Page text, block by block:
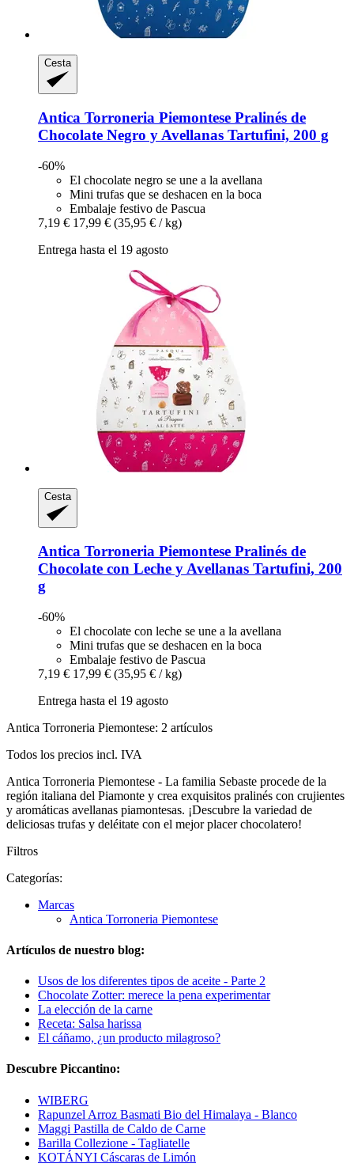
Cesta
Antica Torroneria Piemontese Pralinés de
Chocolate Negro y Avellanas Tartufini, 200 g
-60%
El chocolate negro se une a la avellana
Mini trufas que se deshacen en la boca
Embalaje festivo de Pascua
7,19 € 17,99 € (35,95 € / kg)
Entrega hasta el 19 agosto
Cesta
Antica Torroneria Piemontese Pralinés de
Chocolate con Leche y Avellanas Tartufini, 200
g
-60%
El chocolate con leche se une a la avellana
Mini trufas que se deshacen en la boca
Embalaje festivo de Pascua
7,19 € 17,99 € (35,95 € / kg)
Entrega hasta el 19 agosto
Antica Torroneria Piemontese: 2 artículos
Todos los precios incl. IVA
Antica Torroneria Piemontese - La familia Sebaste procede de la
región italiana del Piamonte y crea exquisitos pralinés con crujientes
y aromáticas avellanas piamontesas. ¡Descubre la variedad de
deliciosas trufas y deléitate con el mejor placer chocolatero!
Filtros
Categorías:
Marcas
Antica Torroneria Piemontese
Artículos de nuestro blog:
Usos de los diferentes tipos de aceite - Parte 2
Chocolate Zotter: merece la pena experimentar
La elección de la carne
Receta: Salsa harissa
El cáñamo, ¿un producto milagroso?
Descubre Piccantino:
WIBERG
Rapunzel Arroz Basmati Bio del Himalaya - Blanco
Maggi Pastilla de Caldo de Carne
Barilla Collezione - Tagliatelle
KOTÁNYI Cáscaras de Limón